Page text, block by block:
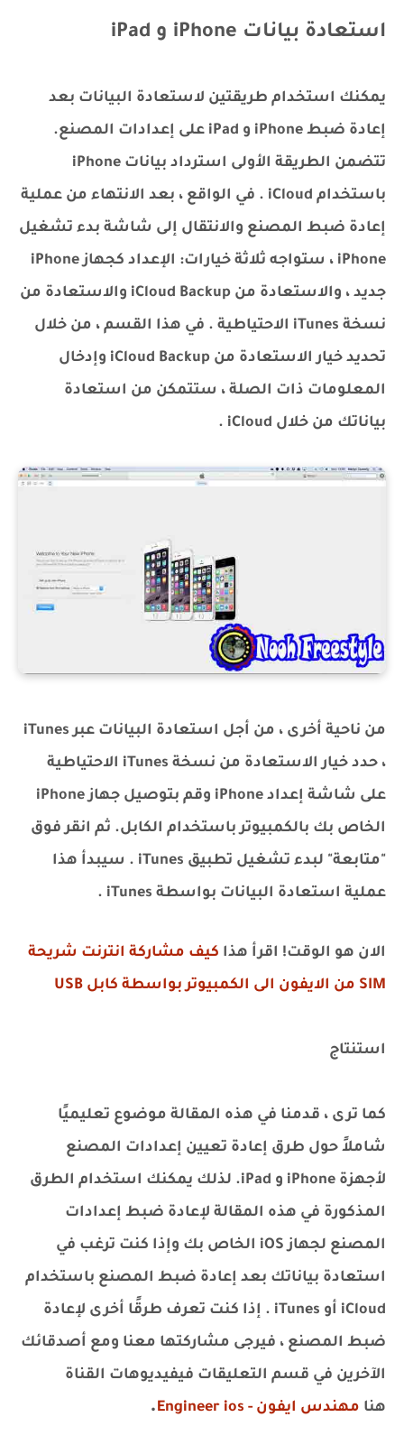
استعادة بيانات iPhone و iPad
يمكنك استخدام طريقتين لاستعادة البيانات بعد
إعادة ضبط iPhone و iPad على إعدادات المصنع.
تتضمن الطريقة الأولى استرداد بيانات iPhone
باستخدام iCloud . في الواقع ، بعد الانتهاء من عملية
إعادة ضبط المصنع والانتقال إلى شاشة بدء تشغيل
iPhone ، ستواجه ثلاثة خيارات: الإعداد كجهاز iPhone
جديد ، والاستعادة من iCloud Backup والاستعادة من
نسخة iTunes الاحتياطية . في هذا القسم ، من خلال
تحديد خيار الاستعادة من iCloud Backup وإدخال
المعلومات ذات الصلة ، ستتمكن من استعادة
بياناتك من خلال iCloud .
من ناحية أخرى ، من أجل استعادة البيانات عبر iTunes
، حدد خيار الاستعادة من نسخة iTunes الاحتياطية
على شاشة إعداد iPhone وقم بتوصيل جهاز iPhone
الخاص بك بالكمبيوتر باستخدام الكابل. ثم انقر فوق
"متابعة" لبدء تشغيل تطبيق iTunes . سيبدأ هذا
عملية استعادة البيانات بواسطة iTunes .
الان هو الوقت! اقرأ هذا كيف مشاركة انترنت شريحة
SIM من الايفون الى الكمبيوتر بواسطة كابل USB
استنتاج
كما ترى ، قدمنا ​​في هذه المقالة موضوع تعليميًا
شاملاً حول طرق إعادة تعيين إعدادات المصنع
لأجهزة iPhone و iPad. لذلك يمكنك استخدام الطرق
المذكورة في هذه المقالة لإعادة ضبط إعدادات
المصنع لجهاز iOS الخاص بك وإذا كنت ترغب في
استعادة بياناتك بعد إعادة ضبط المصنع باستخدام
iCloud أو iTunes . إذا كنت تعرف طرقًا أخرى لإعادة
ضبط المصنع ، فيرجى مشاركتها معنا ومع أصدقائك
الآخرين في قسم التعليقات فيفيديوهات القناة
هنا مهندس ايفون - Engineer ios .